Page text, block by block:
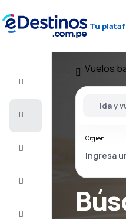
Tu
Vuelos
Ida y
Orgien